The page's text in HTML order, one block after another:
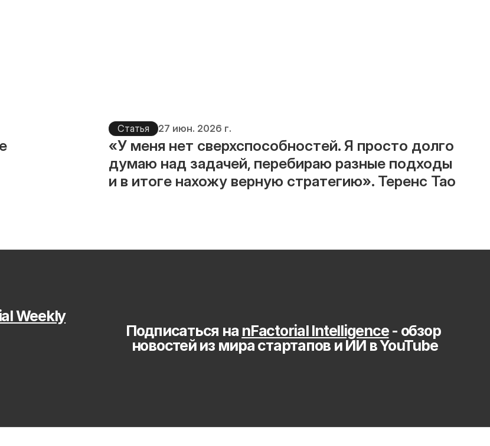
Статья 27 июн. 2026 г.
«У меня нет сверхспособностей. Я просто долго
думаю над задачей, перебираю разные подходы
и в итоге нахожу верную стратегию». Теренс Тао
Weekly
Подписаться на nFactorial Intelligence - обзор
новостей из мира стартапов и ИИ в YouTube